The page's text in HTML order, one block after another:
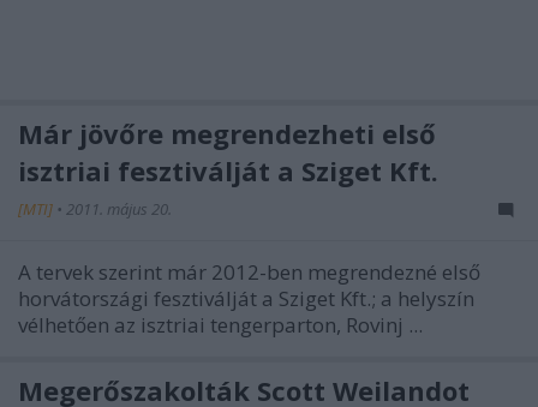
Már jövőre megrendezheti első
isztriai fesztiválját a Sziget Kft.
[MTI] • 2011. május 20.
A tervek szerint már 2012-ben megrendezné első
horvátországi fesztiválját a Sziget Kft.; a helyszín
vélhetően az isztriai tengerparton, Rovinj ...
Megerőszakolták Scott Weilandot